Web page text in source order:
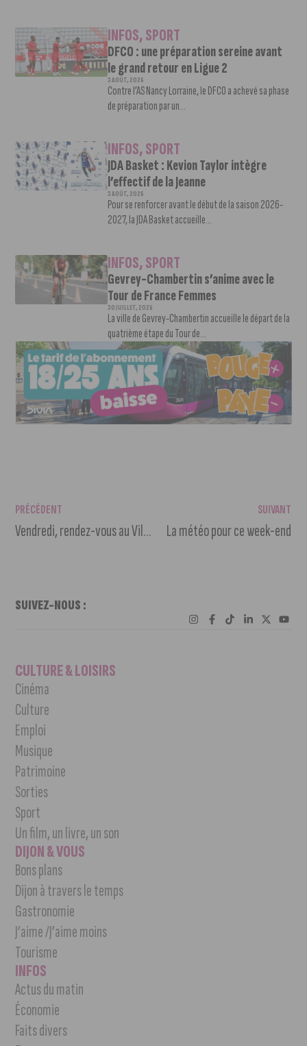
INFOS,SPORT
DFCO : une préparation sereine avant
le grand retour en Ligue 2
3 AOÛT, 2026
Contre l’AS Nancy Lorraine, le DFCO a achevé sa phase
de préparation par un...
INFOS,SPORT
JDA Basket : Kevion Taylor intègre
l’effectif de la Jeanne
3 AOÛT, 2026
Pour se renforcer avant le début de la saison 2026-
2027, la JDA Basket accueille...
INFOS,SPORT
Gevrey-Chambertin s’anime avec le
Tour de France Femmes
30 JUILLET, 2026
La ville de Gevrey-Chambertin accueille le départ de la
quatrième étape du Tour de...
PRÉCÉDENT
Vendredi, rendez-vous au Village Gastronomique pour une soirée House
SUIVANT
La météo pour ce week-end
SUIVEZ-NOUS :
CULTURE & LOISIRS
Cinéma
Culture
Emploi
Musique
Patrimoine
Sorties
Sport
Un film, un livre, un son
DIJON & VOUS
Bons plans
Dijon à travers le temps
Gastronomie
J’aime /J’aime moins
Tourisme
INFOS
Actus du matin
Économie
Faits divers